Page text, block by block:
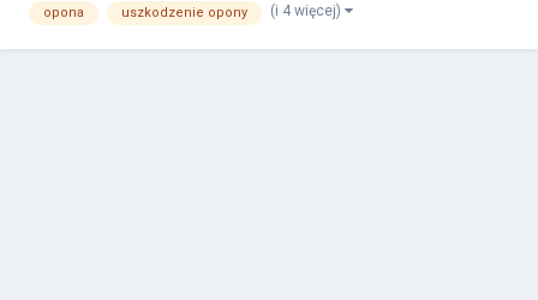
opona uszkodzenie opony (i 4 więcej)